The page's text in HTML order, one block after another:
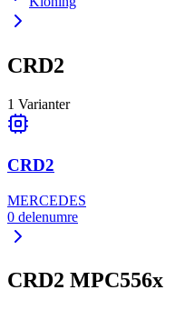
CRD2
1 Varianter
CRD2
MERCEDES
0 delenumre
CRD2 MPC556x